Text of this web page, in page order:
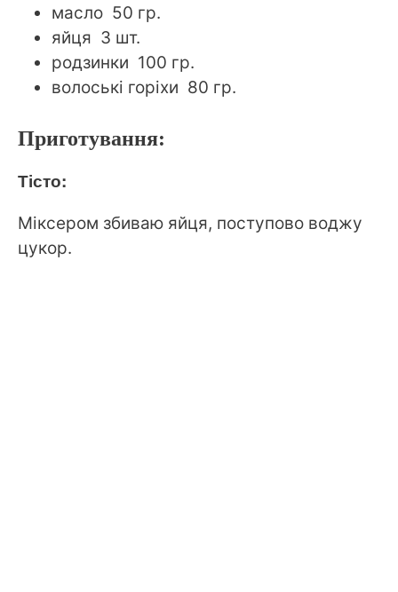
масло 50 гр.
яйця 3 шт.
родзинки 100 гр.
волоські горіхи 80 гр.
Приготування:
Тісто:
Міксером збиваю яйця, поступово воджу
цукор.